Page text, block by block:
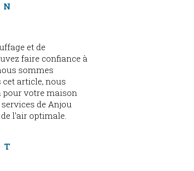
et de
faire confiance à
sommes
article, nous
votre maison
de Anjou
l'air optimale.